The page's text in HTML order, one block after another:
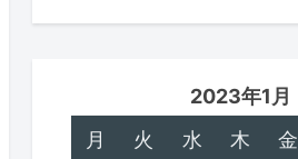
2023年1月
月
火 水 木 金